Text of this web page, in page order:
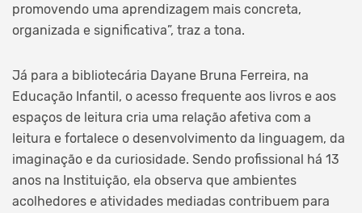
promovendo uma aprendizagem mais concreta,
organizada e significativa”, traz a tona.
Já para a bibliotecária Dayane Bruna Ferreira, na
Educação Infantil, o acesso frequente aos livros e aos
espaços de leitura cria uma relação afetiva com a
leitura e fortalece o desenvolvimento da linguagem, da
imaginação e da curiosidade. Sendo profissional há 13
anos na Instituição, ela observa que ambientes
acolhedores e atividades mediadas contribuem para